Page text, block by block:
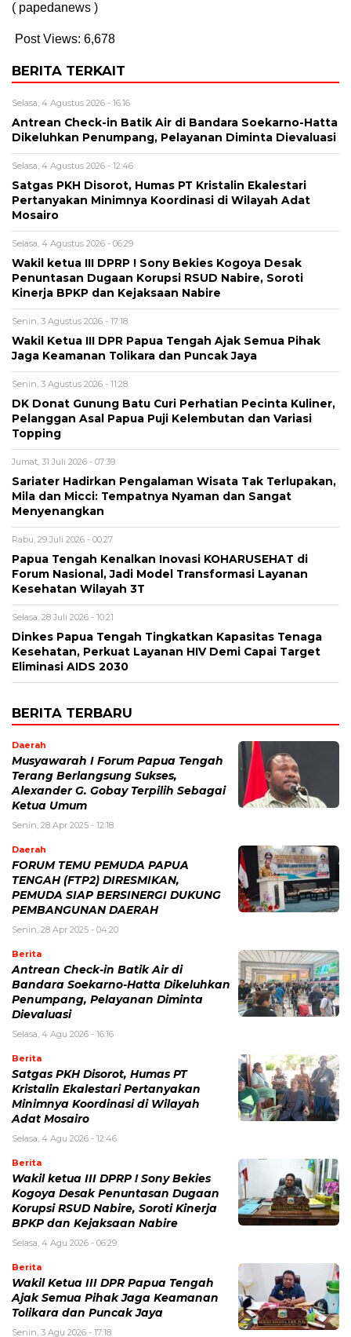
( papedanews )
Post Views: 6,678
BERITA TERKAIT
Selasa, 4 Agustus 2026 - 16:16
Antrean Check-in Batik Air di Bandara Soekarno-Hatta
Dikeluhkan Penumpang, Pelayanan Diminta Dievaluasi
Selasa, 4 Agustus 2026 - 12:46
Satgas PKH Disorot, Humas PT Kristalin Ekalestari
Pertanyakan Minimnya Koordinasi di Wilayah Adat
Mosairo
Selasa, 4 Agustus 2026 - 06:29
Wakil ketua III DPRP ! Sony Bekies Kogoya Desak
Penuntasan Dugaan Korupsi RSUD Nabire, Soroti
Kinerja BPKP dan Kejaksaan Nabire
Senin, 3 Agustus 2026 - 17:18
Wakil Ketua III DPR Papua Tengah Ajak Semua Pihak
Jaga Keamanan Tolikara dan Puncak Jaya
Senin, 3 Agustus 2026 - 11:28
DK Donat Gunung Batu Curi Perhatian Pecinta Kuliner,
Pelanggan Asal Papua Puji Kelembutan dan Variasi
Topping
Jumat, 31 Juli 2026 - 07:39
Sariater Hadirkan Pengalaman Wisata Tak Terlupakan,
Mila dan Micci: Tempatnya Nyaman dan Sangat
Menyenangkan
Rabu, 29 Juli 2026 - 00:27
Papua Tengah Kenalkan Inovasi KOHARUSEHAT di
Forum Nasional, Jadi Model Transformasi Layanan
Kesehatan Wilayah 3T
Selasa, 28 Juli 2026 - 10:21
Dinkes Papua Tengah Tingkatkan Kapasitas Tenaga
Kesehatan, Perkuat Layanan HIV Demi Capai Target
Eliminasi AIDS 2030
BERITA TERBARU
Daerah
Musyawarah I Forum Papua Tengah
Terang Berlangsung Sukses,
Alexander G. Gobay Terpilih Sebagai
Ketua Umum
Senin, 28 Apr 2025 - 12:18
Daerah
FORUM TEMU PEMUDA PAPUA
TENGAH (FTP2) DIRESMIKAN,
PEMUDA SIAP BERSINERGI DUKUNG
PEMBANGUNAN DAERAH
Senin, 28 Apr 2025 - 04:20
Berita
Antrean Check-in Batik Air di
Bandara Soekarno-Hatta Dikeluhkan
Penumpang, Pelayanan Diminta
Dievaluasi
Selasa, 4 Agu 2026 - 16:16
Berita
Satgas PKH Disorot, Humas PT
Kristalin Ekalestari Pertanyakan
Minimnya Koordinasi di Wilayah
Adat Mosairo
Selasa, 4 Agu 2026 - 12:46
Berita
Wakil ketua III DPRP ! Sony Bekies
Kogoya Desak Penuntasan Dugaan
Korupsi RSUD Nabire, Soroti Kinerja
BPKP dan Kejaksaan Nabire
Selasa, 4 Agu 2026 - 06:29
Berita
Wakil Ketua III DPR Papua Tengah
Ajak Semua Pihak Jaga Keamanan
Tolikara dan Puncak Jaya
Senin, 3 Agu 2026 - 17:18